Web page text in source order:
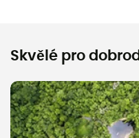
Skvělé pro